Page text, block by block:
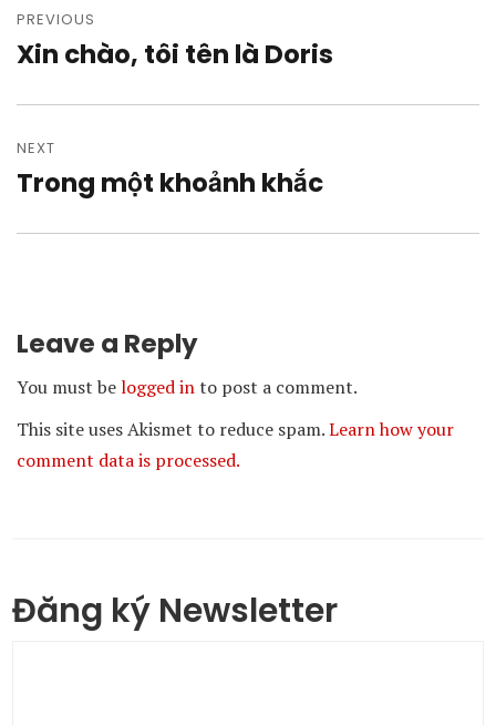
navigation
PREVIOUS
Previous
Xin chào, tôi tên là Doris
NEXT
Next
Trong một khoảnh khắc
Leave a Reply
You must belogged into post a comment.
This site uses Akismet to reduce spam.Learn how your
comment data is processed.
Đăng ký Newsletter